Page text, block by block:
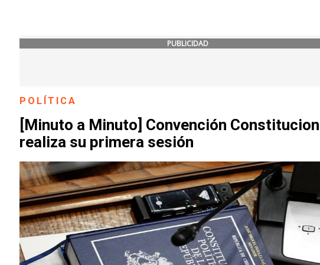
PUBLICIDAD
POLÍTICA
[Minuto a Minuto] Convención
realiza su primera sesión